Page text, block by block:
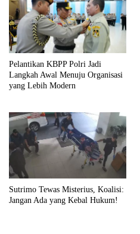
Pelantikan KBPP Polri Jadi
Langkah Awal Menuju Organisasi
yang Lebih Modern
Sutrimo Tewas Misterius, Koalisi:
Jangan Ada yang Kebal Hukum!